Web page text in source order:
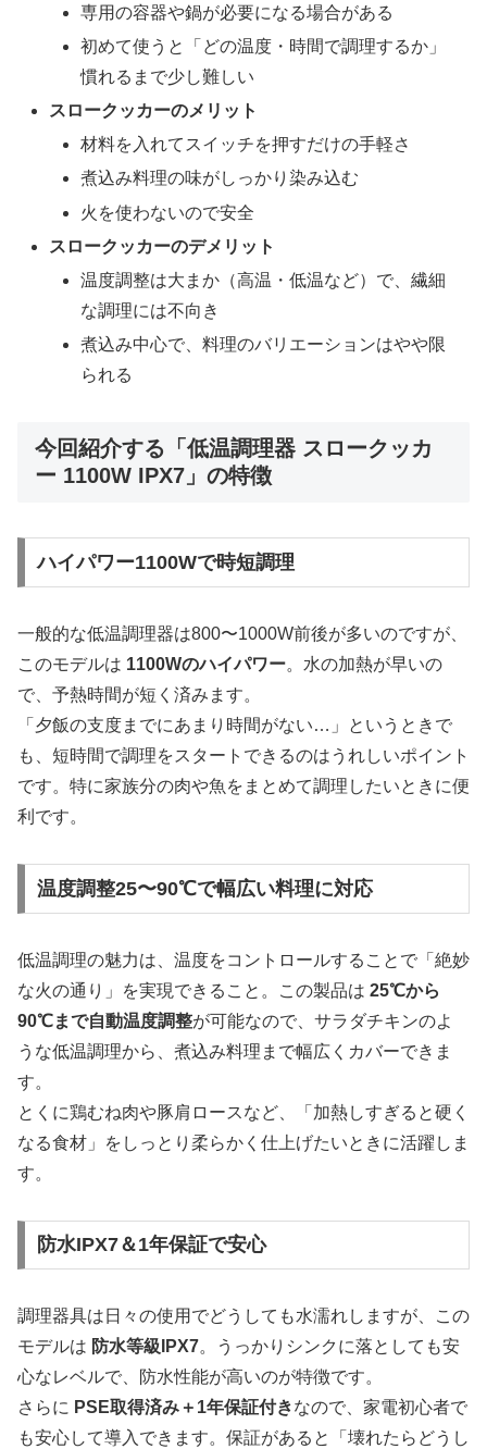
専用の容器や鍋が必要になる場合がある
初めて使うと「どの温度・時間で調理するか」
慣れるまで少し難しい
スロークッカーのメリット
材料を入れてスイッチを押すだけの手軽さ
煮込み料理の味がしっかり染み込む
火を使わないので安全
スロークッカーのデメリット
温度調整は大まか（高温・低温など）で、繊細
な調理には不向き
煮込み中心で、料理のバリエーションはやや限
られる
今回紹介する「低温調理器 スロークッカ
ー 1100W IPX7」の特徴
ハイパワー1100Wで時短調理
一般的な低温調理器は800〜1000W前後が多いのですが、
このモデルは 1100Wのハイパワー。水の加熱が早いの
で、予熱時間が短く済みます。
「夕飯の支度までにあまり時間がない…」というときで
も、短時間で調理をスタートできるのはうれしいポイント
です。特に家族分の肉や魚をまとめて調理したいときに便
利です。
温度調整25〜90℃で幅広い料理に対応
低温調理の魅力は、温度をコントロールすることで「絶妙
な火の通り」を実現できること。この製品は 25℃から
90℃まで自動温度調整が可能なので、サラダチキンのよ
うな低温調理から、煮込み料理まで幅広くカバーできま
す。
とくに鶏むね肉や豚肩ロースなど、「加熱しすぎると硬く
なる食材」をしっとり柔らかく仕上げたいときに活躍しま
す。
防水IPX7＆1年保証で安心
調理器具は日々の使用でどうしても水濡れしますが、この
モデルは 防水等級IPX7。うっかりシンクに落としても安
心なレベルで、防水性能が高いのが特徴です。
さらに PSE取得済み＋1年保証付きなので、家電初心者で
も安心して導入できます。保証があると「壊れたらどうし